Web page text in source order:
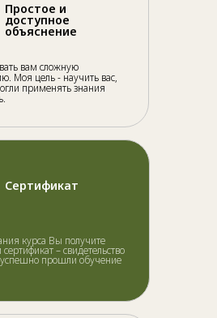
вам сложную
Моя цель - научить вас,
применять знания
Простое и
доступное
объяснение
курса Вы получите
– свидетельство
прошли обучение
Сертификат